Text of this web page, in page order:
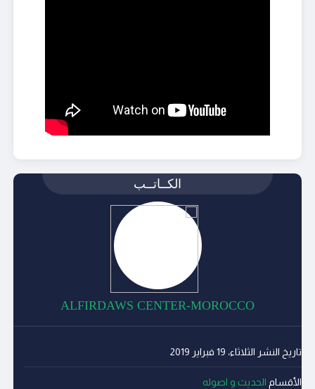
الكــاتــب
ALFIRDAWS CENTER-MOROCCO
تاريخ النشر الثلاثاء، 19 فبراير 2019
الأقسام الحديث و اصوله